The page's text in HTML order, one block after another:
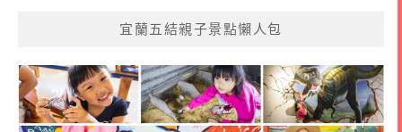
宜蘭五結親子景點懶人包